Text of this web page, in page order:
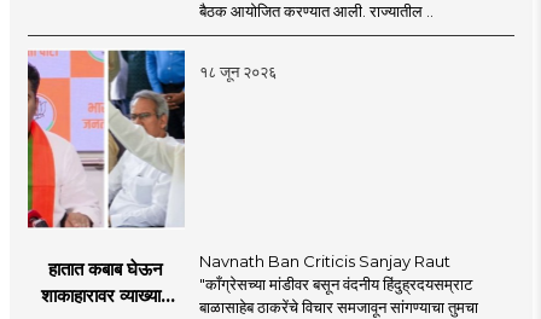
प्रस्ताव
बैठक आयोजित करण्यात आली. राज्यातील ..
१८ जून २०२६
हातात कबाब घेऊन
शाकाहारावर व्याख्यान
Navnath Ban Criticis Sanjay Raut
"काँग्रेसच्या मांडीवर बसून वंदनीय हिंदुह्रदयसम्राट
बाळासाहेब ठाकरेंचे विचार समजावून सांगण्याचा तुमचा